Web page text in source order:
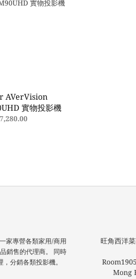
AVerVision
實物投影機
家專營各類家用/商用
銷售的代理商。 同時
，分銷各類投影機。
旺角西洋
Mong